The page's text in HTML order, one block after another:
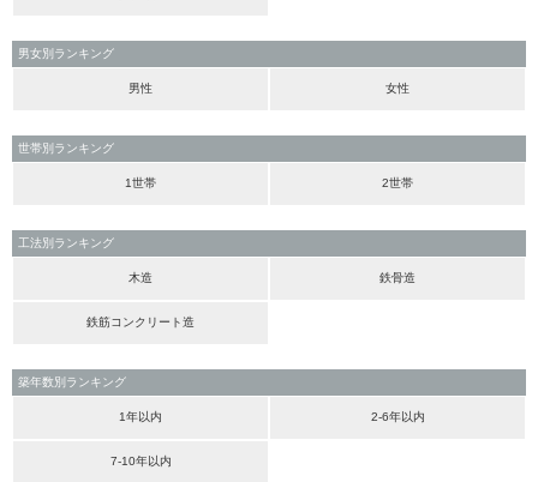
男女別ランキング
男性 女性
世帯別ランキング
1世帯 2世帯
工法別ランキング
木造 鉄骨造
鉄筋コンクリート造
築年数別ランキング
1年以内 2-6年以内
7-10年以内